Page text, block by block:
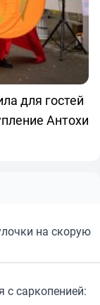
для гостей
Антохи
на скорую
саркопенией: